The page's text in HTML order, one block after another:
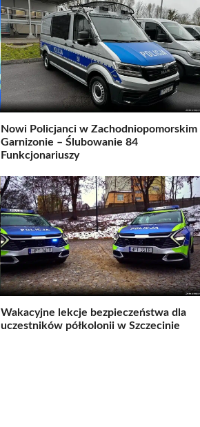
Nowi Policjanci w Zachodniopomorskim
Garnizonie – Ślubowanie 84
Funkcjonariuszy
Wakacyjne lekcje bezpieczeństwa dla
uczestników półkolonii w Szczecinie